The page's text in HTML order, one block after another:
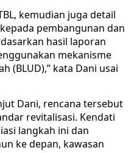
kemudian juga detail
pembangunan dan
hasil laporan
mekanisme
(BLUD),” kata Dani usai
Dani, rencana tersebut
revitalisasi. Kendati
langkah ini dan
ke depan, kawasan